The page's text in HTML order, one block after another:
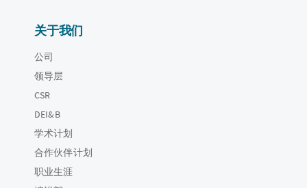
关于我们
公司
领导层
CSR
DEI&B
学术计划
合作伙伴计划
职业生涯